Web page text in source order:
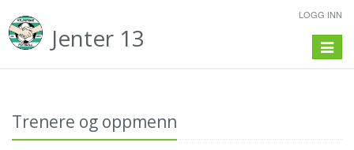
LOGG INN
Jenter 13
Toggle
Trenere og oppmenn